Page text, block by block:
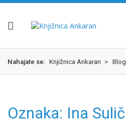
Skok
glavno
izjava
dostopnosti
Nahajate se: Knjižnica Ankaran > Blog
Oznaka: Ina Sulič